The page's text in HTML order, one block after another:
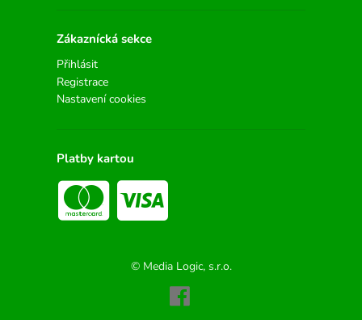
Zákaznícká sekce
Přihlásit
Registrace
Nastavení cookies
Platby kartou
© Media Logic, s.r.o.